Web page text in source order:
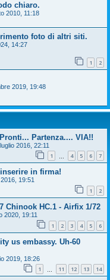
chiaro.
2010, 11:18
foto di altri siti.
14:27
1 2
2019, 19:48
Partenza.... VIA!!
2016, 22:11
1 4 5 6 7
in firma!
19:51
1 2
Chinook HC.1 - Airfix 1/72
2020, 19:11
1 2 3 4 5 6
us embassy. Uh-60
2019, 18:26
1 11 12 13 14